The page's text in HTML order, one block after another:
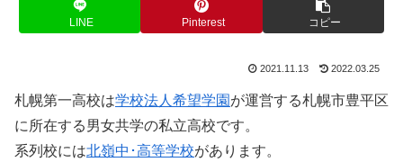
LINE Pinterest コピー
2021.11.13 2022.03.25
札幌第一高校は学校法人希望学園 が運営する札幌市豊平区
に所在する男女共学の私立高校です。
系列校には北嶺中･高等学校があります。